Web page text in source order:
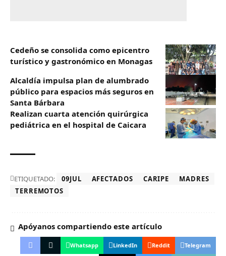
Cedeño se consolida como epicentro
turístico y gastronómico en Monagas
Alcaldía impulsa plan de alumbrado
público para espacios más seguros en
Santa Bárbara
Realizan cuarta atención quirúrgica
pediátrica en el hospital de Caicara
ETIQUETADO: 09JUL AFECTADOS CARIPE
MADRES
TERREMOTOS
Apóyanos compartiendo este artículo
Whatsapp LinkedIn Reddit Telegram